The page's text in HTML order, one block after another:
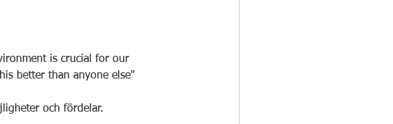
is crucial for our
better than anyone else"
och fördelar.